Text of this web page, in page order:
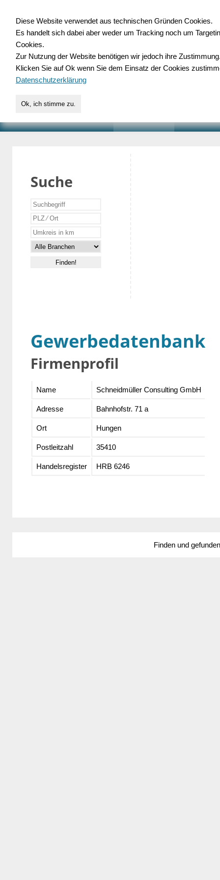
für Handwerk,
Suche
Gewerbedatenbank
Firmenprofil
Name Schneidmüller Consulting GmbH
Adresse Bahnhofstr. 71 a
Ort Hungen
Postleitzahl 35410
Handelsregister HRB 6246
Finden und
Diese Website verwendet aus technischen Gründen Cookies.
Es handelt sich dabei aber weder um Tracking noch um
Cookies.
Zur Nutzung der Website benötigen wir jedoch ihre
Klicken Sie auf Ok wenn Sie dem Einsatz der Cookies
Datenschutzerklärung
Ok, ich stimme zu.